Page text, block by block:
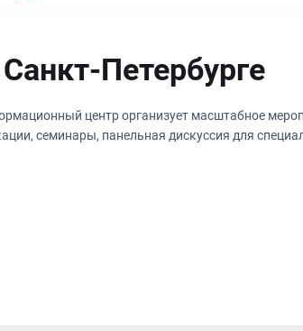
Петербурге
центр организует масштабное
семинары, панельная дискуссия для